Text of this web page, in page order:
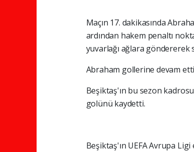
Maçın 17. dakikasında
ardından hakem penaltı
yuvarlağı ağlara göndererek
Abraham gollerine devam etti
Beşiktaş'ın bu sezon
golünü kaydetti.
Beşiktaş'ın UEFA Avrupa